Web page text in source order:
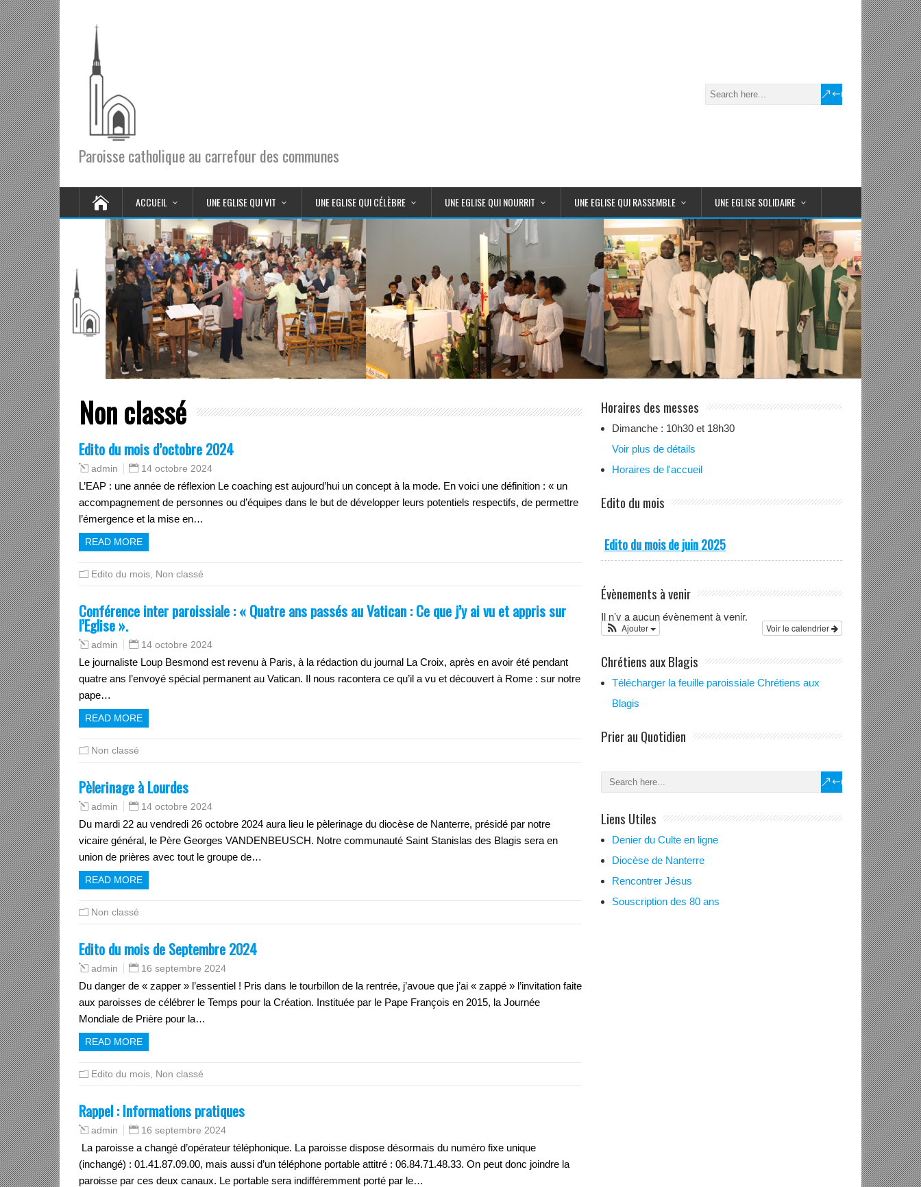
Paroisse catholique au carrefour des communes
ACCUEIL UNE EGLISE QUI VIT UNE EGLISE QUI CÉLÈBRE UNE EGLISE QUI NOURRIT UNE EGLISE QUI RASSEMBLE UNE EGLISE SOLIDAIRE
Non classé
Edito du mois d’octobre 2024
admin 14 octobre 2024
L’EAP : une année de réflexion Le coaching est aujourd’hui un concept à la mode. En voici une définition : « un
accompagnement de personnes ou d’équipes dans le but de développer leurs potentiels respectifs, de permettre
l’émergence et la mise en…
READ MORE
Edito du mois Non classé
Conférence inter paroissiale : « Quatre ans passés au Vatican : Ce que j’y ai vu et appris sur
l’Eglise ».
admin 14 octobre 2024
Le journaliste Loup Besmond est revenu à Paris, à la rédaction du journal La Croix, après en avoir été pendant
quatre ans l’envoyé spécial permanent au Vatican. Il nous racontera ce qu’il a vu et découvert à Rome : sur notre
pape…
READ MORE
Non classé
Pèlerinage à Lourdes
admin 14 octobre 2024
Du mardi 22 au vendredi 26 octobre 2024 aura lieu le pèlerinage du diocèse de Nanterre, présidé par notre
vicaire général, le Père Georges VANDENBEUSCH. Notre communauté Saint Stanislas des Blagis sera en
union de prières avec tout le groupe de…
READ MORE
Non classé
Edito du mois de Septembre 2024
admin 16 septembre 2024
Du danger de « zapper » l’essentiel ! Pris dans le tourbillon de la rentrée, j’avoue que j’ai « zappé » l’invitation faite
aux paroisses de célébrer le Temps pour la Création. Instituée par le Pape François en 2015, la Journée
Mondiale de Prière pour la…
READ MORE
Edito du mois Non classé
Rappel : Informations pratiques
admin 16 septembre 2024
La paroisse a changé d’opérateur téléphonique. La paroisse dispose désormais du numéro fixe unique
(inchangé) : 01.41.87.09.00, mais aussi d’un téléphone portable attitré : 06.84.71.48.33. On peut donc joindre la
paroisse par ces deux canaux. Le portable sera indifféremment porté par le…
Horaires des messes
Dimanche : 10h30 et 18h30
Voir plus de détails
Horaires de l'accueil
Edito du mois
Edito du mois de juin 2025
Évènements à venir
Il n’y a aucun évènement à venir.
Voir le calendrier
Ajouter
Chrétiens aux Blagis
Télécharger la feuille paroissiale Chrétiens aux
Blagis
Prier au Quotidien
Liens Utiles
Denier du Culte en ligne
Diocèse de Nanterre
Rencontrer Jésus
Souscription des 80 ans